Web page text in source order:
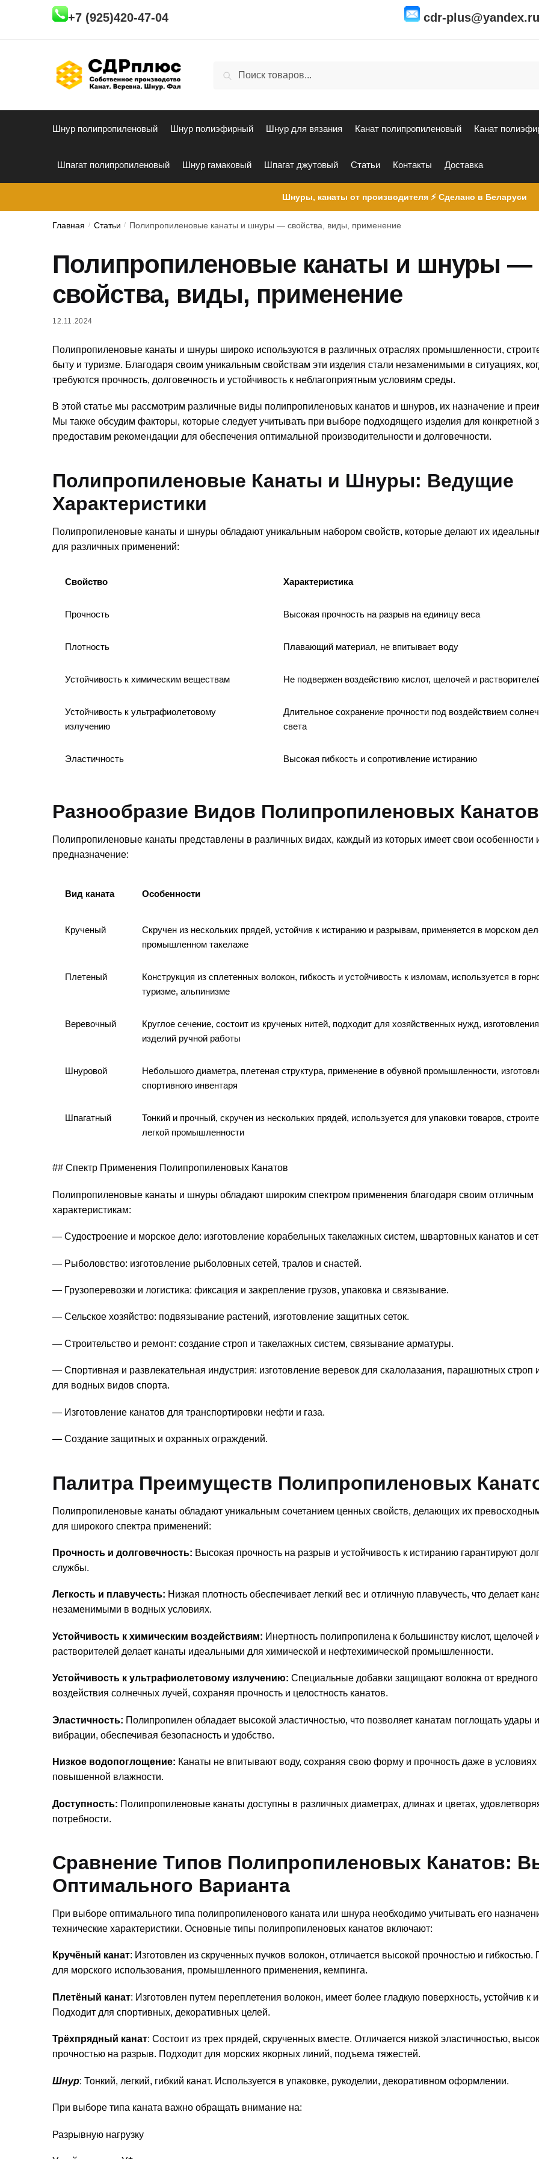
+7 (925)420-47-04 cdr-plus@yandex.ru
Поиск
Шнур полипропиленовый Шнур полиэфирный Шнур для вязания Канат полипропиленовый Канат
Шпагат полипропиленовый Шнур гамаковый Шпагат джутовый Статьи Контакты Доставка
Шнуры, канаты от производителя ⚡ Сделано в Беларуси
Главная / Статьи / Полипропиленовые канаты и шнуры — свойства, виды, применение
Полипропиленовые канаты и шнуры —
свойства, виды, применение
12.11.2024
Полипропиленовые канаты и шнуры широко используются в различных отраслях промышленности,
быту и туризме. Благодаря своим уникальным свойствам эти изделия стали незаменимыми в ситуациях,
требуются прочность, долговечность и устойчивость к неблагоприятным условиям среды.
В этой статье мы рассмотрим различные виды полипропиленовых канатов и шнуров, их назначение и
Мы также обсудим факторы, которые следует учитывать при выборе подходящего изделия для конкретной
предоставим рекомендации для обеспечения оптимальной производительности и долговечности.
Полипропиленовые Канаты и Шнуры: Ведущие
Характеристики
Полипропиленовые канаты и шнуры обладают уникальным набором свойств, которые делают их
для различных применений:
Свойство Характеристика
Прочность Высокая прочность на разрыв на единицу веса
Плотность Плавающий материал, не впитывает воду
Устойчивость к химическим веществам Не подвержен воздействию кислот, щелочей и
Устойчивость к ультрафиолетовому
излучению
Длительное сохранение прочности под воздействием
света
Эластичность Высокая гибкость и сопротивление истиранию
Разнообразие Видов Полипропиленовых Канатов
Полипропиленовые канаты представлены в различных видах, каждый из которых имеет свои особенности
предназначение:
Вид каната Особенности
Крученый
Скручен из нескольких прядей, устойчив к истиранию и разрывам, применяется в морском
промышленном такелаже
Плетеный
Конструкция из сплетенных волокон, гибкость и устойчивость к изломам, используется в
туризме, альпинизме
Веревочный
Круглое сечение, состоит из крученых нитей, подходит для хозяйственных нужд, изготовления
изделий ручной работы
Шнуровой
Небольшого диаметра, плетеная структура, применение в обувной промышленности,
спортивного инвентаря
Шпагатный
Тонкий и прочный, скручен из нескольких прядей, используется для упаковки товаров,
легкой промышленности
## Спектр Применения Полипропиленовых Канатов
Полипропиленовые канаты и шнуры обладают широким спектром применения благодаря своим отличным
характеристикам:
— Судостроение и морское дело: изготовление корабельных такелажных систем, швартовных канатов и
— Рыболовство: изготовление рыболовных сетей, тралов и снастей.
— Грузоперевозки и логистика: фиксация и закрепление грузов, упаковка и связывание.
— Сельское хозяйство: подвязывание растений, изготовление защитных сеток.
— Строительство и ремонт: создание строп и такелажных систем, связывание арматуры.
— Спортивная и развлекательная индустрия: изготовление веревок для скалолазания, парашютных строп
для водных видов спорта.
— Изготовление канатов для транспортировки нефти и газа.
— Создание защитных и охранных ограждений.
Палитра Преимуществ Полипропиленовых
Полипропиленовые канаты обладают уникальным сочетанием ценных свойств, делающих их
для широкого спектра применений:
Прочность и долговечность: Высокая прочность на разрыв и устойчивость к истиранию гарантируют
службы.
Легкость и плавучесть: Низкая плотность обеспечивает легкий вес и отличную плавучесть, что делает
незаменимыми в водных условиях.
Устойчивость к химическим воздействиям: Инертность полипропилена к большинству кислот, щелочей
растворителей делает канаты идеальными для химической и нефтехимической промышленности.
Устойчивость к ультрафиолетовому излучению: Специальные добавки защищают волокна от вредного
воздействия солнечных лучей, сохраняя прочность и целостность канатов.
Эластичность: Полипропилен обладает высокой эластичностью, что позволяет канатам поглощать удары и
вибрации, обеспечивая безопасность и удобство.
Низкое водопоглощение: Канаты не впитывают воду, сохраняя свою форму и прочность даже в условиях
повышенной влажности.
Доступность: Полипропиленовые канаты доступны в различных диаметрах, длинах и цветах,
потребности.
Сравнение Типов Полипропиленовых Канатов:
Оптимального Варианта
При выборе оптимального типа полипропиленового каната или шнура необходимо учитывать его
технические характеристики. Основные типы полипропиленовых канатов включают:
Кручёный канат: Изготовлен из скрученных пучков волокон, отличается высокой прочностью и гибкостью.
для морского использования, промышленного применения, кемпинга.
Плетёный канат: Изготовлен путем переплетения волокон, имеет более гладкую поверхность, устойчив к
Подходит для спортивных, декоративных целей.
Трёхпрядный канат: Состоит из трех прядей, скрученных вместе. Отличается низкой эластичностью,
прочностью на разрыв. Подходит для морских якорных линий, подъема тяжестей.
Шнур: Тонкий, легкий, гибкий канат. Используется в упаковке, рукоделии, декоративном оформлении.
При выборе типа каната важно обращать внимание на:
Разрывную нагрузку